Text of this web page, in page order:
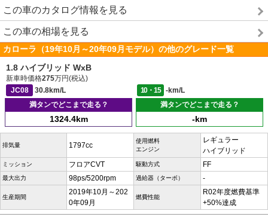
この車のカタログ情報を見る
この車の相場を見る
カローラ（19年10月～20年09月モデル）の他のグレード一覧
1.8 ハイブリッド WxB
新車時価格275万円(税込)
JC08
30.8km/L 10・15
-km/L
満タンでどこまで走る？
1324.4km
満タンでどこまで走る？
-km
排気量 1797cc
使用燃料
エンジン
レギュラー
ハイブリッド
ミッション フロアCVT 駆動方式 FF
最大出力 98ps/5200rpm 過給器（ターボ） -
生産期間
2019年10月～202
0年09月
燃費性能
R02年度燃費基準
+50%達成